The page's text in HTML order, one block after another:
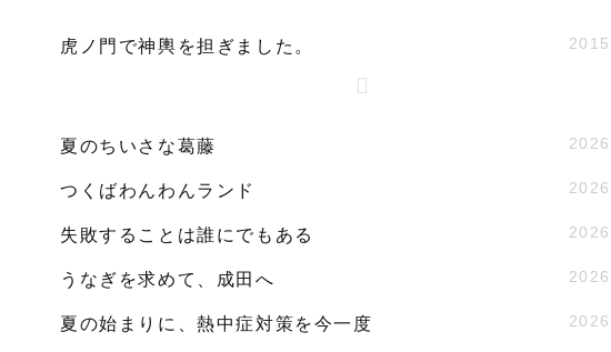
虎ノ門で神輿を担ぎました。
夏のちいさな葛藤
つくばわんわんランド
失敗することは誰にでもある
うなぎを求めて、成田へ
夏の始まりに、熱中症対策を今一度